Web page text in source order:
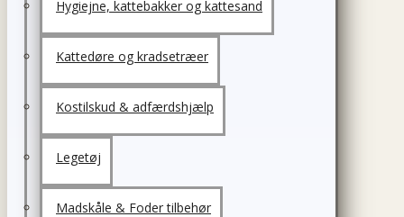
Hygiejne, kattebakker og kattesand
Kattedøre og kradsetræer
Kostilskud & adfærdshjælp
Legetøj
Madskåle & Foder tilbehør